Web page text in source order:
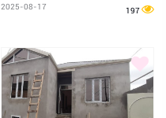
2025-08-17 197